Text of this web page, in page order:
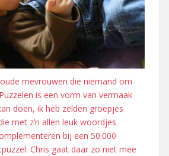
mevrouwen die niemand om
is een vorm van vermaak
doen, ik heb zelden groepjes
met z’n allen leuk woordjes
bij een 50.000
Chris gaat daar zo niet mee